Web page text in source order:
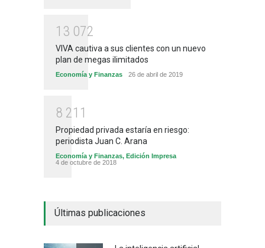
1 3 072
VIVA cautiva a sus clientes con un nuevo
plan de megas ilimitados
Economía y Finanzas 26 de abril de 2019
8 21 1
Propiedad privada estaría en riesgo:
periodista Juan C. Arana
Economía y Finanzas, Edición Impresa
4 de octubre de 2018
Últimas publicaciones